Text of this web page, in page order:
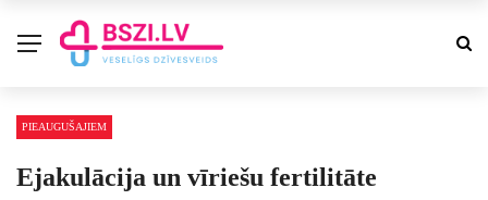
PIEAUGUŠAJIEM
Ejakulācija un vīriešu fertilitāte